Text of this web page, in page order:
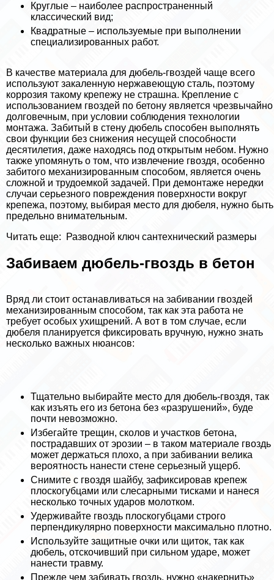
Круглые – наиболее распространенный
классический вид;
Квадратные – используемые при выполнении
специализированных работ.
В качестве материала для дюбель-гвоздей чаще всего
используют закаленную нержавеющую сталь, поэтому
коррозия такому крепежу не страшна. Крепление с
использованием гвоздей по бетону является чрезвычайно
долговечным, при условии соблюдения технологии
монтажа. Забитый в стену дюбель способен выполнять
свои функции без снижения несущей способности
десятилетия, даже находясь под открытым небом. Нужно
также упомянуть о том, что извлечение гвоздя, особенно
забитого механизированным способом, является очень
сложной и трудоемкой задачей. При демонтаже нередки
случаи серьезного повреждения поверхности вокруг
крепежа, поэтому, выбирая место для дюбеля, нужно быть
предельно внимательным.
Читать еще:
Разводной ключ сантехнический размеры
Забиваем дюбель-гвоздь в бетон
Вряд ли стоит останавливаться на забивании гвоздей
механизированным способом, так как эта работа не
требует особых ухищрений. А вот в том случае, если
дюбеля планируется фиксировать вручную, нужно знать
несколько важных нюансов:
Тщательно выбирайте место для дюбель-гвоздя, так
как изъять его из бетона без «разрушений», буде
почти невозможно.
Избегайте трещин, сколов и участков бетона,
пострадавших от эрозии – в таком материале гвоздь
может держаться плохо, а при забивании велика
вероятность нанести стене серьезный ущерб.
Снимите с гвоздя шайбу, зафиксировав крепеж
плоскогубцами или слесарными тисками и нанеся
несколько точных ударов молотком.
Удерживайте гвоздь плоскогубцами строго
перпендикулярно поверхности максимально плотно.
Используйте защитные очки или щиток, так как
дюбель, отскочивший при сильном ударе, может
нанести травму.
Прежде чем забивать гвоздь, нужно «накернить»